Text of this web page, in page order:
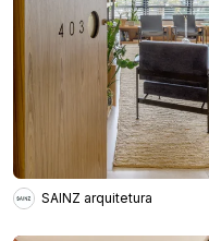
SAINZ arquitetura